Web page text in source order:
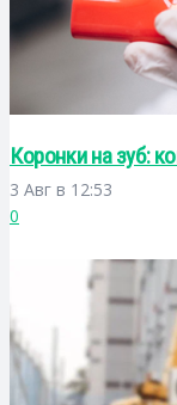
Коронки на зуб:
3 Авг в 12:53
0